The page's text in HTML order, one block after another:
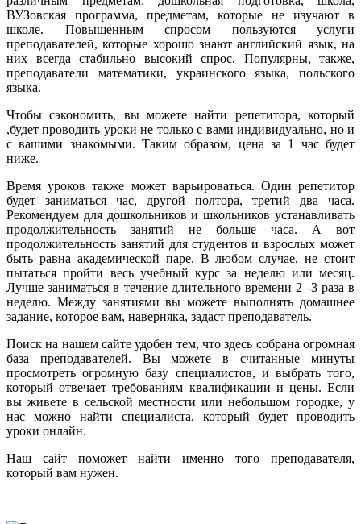
ВУЗовская программа, предметам, которые не изучают в
школе. Повышенным спросом пользуются услуги
преподавателей, которые хорошо знают английский язык, на
них всегда стабильно высокий спрос. Популярны, также,
преподаватели математики, украинского языка, польского
языка.
Чтобы сэкономить, вы можете найти репетитора, который
,будет проводить уроки не только с вами индивидуально, но и
с вашими знакомыми. Таким образом, цена за 1 час будет
ниже.
Время уроков также может варьироваться. Один репетитор
будет заниматься час, другой полтора, третий два часа.
Рекомендуем для дошкольников и школьников устанавливать
продолжительность занятий не больше часа. А вот
продолжительность занятий для студентов и взрослых может
быть равна академической паре. В любом случае, не стоит
пытаться пройти весь учебный курс за неделю или месяц.
Лучше заниматься в течение длительного времени 2 -3 раза в
неделю. Между занятиями вы можете выполнять домашнее
задание, которое вам, наверняка, задаст преподаватель.
Поиск на нашем сайте удобен тем, что здесь собрана огромная
база преподавателей. Вы можете в считанные минуты
просмотреть огромную базу специалистов, и выбрать того,
который отвечает требованиям квалификации и цены. Если
вы живете в сельской местности или небольшом городке, у
нас можно найти специалиста, который будет проводить
уроки онлайн.
Наш сайт поможет найти именно того преподавателя,
который вам нужен.